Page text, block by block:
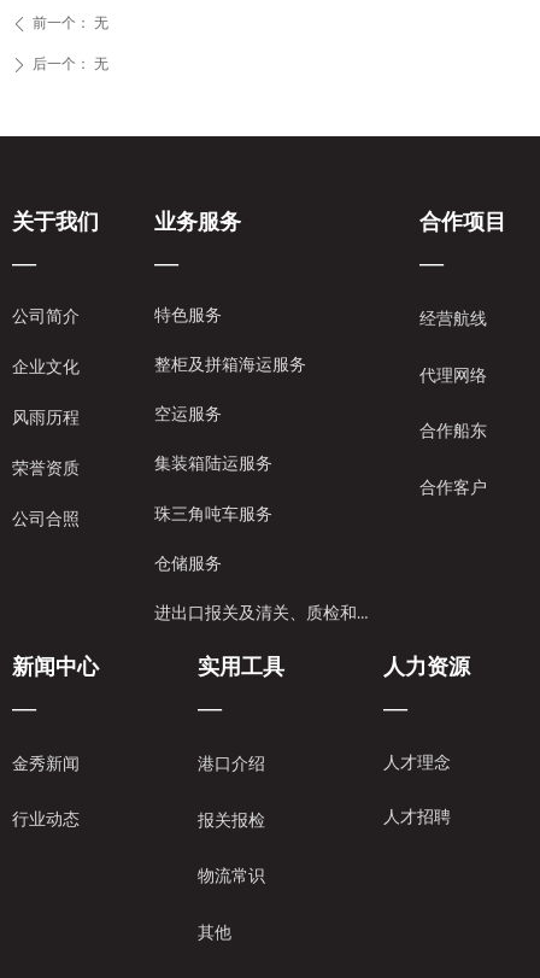
ꄴ 前一个： 无
ꄲ 后一个： 无
关于我们
—
公司简介
企业文化
风雨历程
荣誉资质
公司合照
业务服务
—
特色服务
整柜及拼箱海运服务
空运服务
集装箱陆运服务
珠三角吨车服务
仓储服务
进出口报关及清关、质检和保险服务
合作项目
—
经营航线
代理网络
合作船东
合作客户
新闻中心
—
金秀新闻
行业动态
实用工具
—
港口介绍
报关报检
物流常识
其他
人力资源
—
人才理念
人才招聘